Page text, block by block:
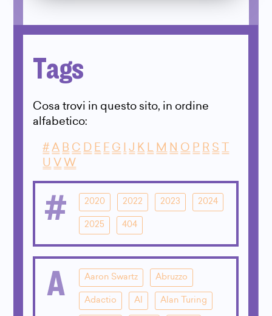
Tags
Cosa trovi in questo sito, in ordine
alfabetico:
# A B C D E F G J K L M N O P R S
U V W
# 2020 2022 2023 2024
2025 404
A Aaron Swartz Abruzzo
Adactio AI Alan Turing